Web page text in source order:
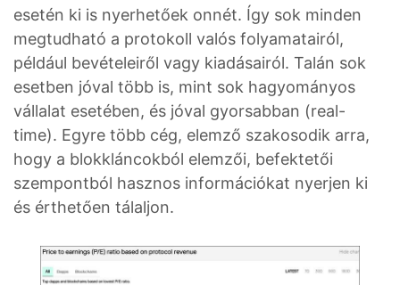
esetén ki is nyerhetőek onnét. Így sok minden
megtudható a protokoll valós folyamatairól,
például bevételeiről vagy kiadásairól. Talán sok
esetben jóval több is, mint sok hagyományos
vállalat esetében, és jóval gyorsabban (real-
time). Egyre több cég, elemző szakosodik arra,
hogy a blokkláncokból elemzői, befektetői
szempontból hasznos információkat nyerjen ki
és érthetően tálaljon.